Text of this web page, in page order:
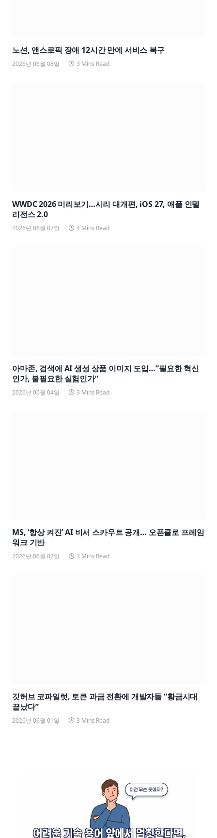
노션, 앤스로픽 장애 12시간 만에 서비스 복구
2026년 06월 08일 3 Mins Read
WWDC 2026 미리보기…시리 대개편, iOS 27, 애플 인텔
리전스 2.0
2026년 06월 07일 4 Mins Read
아마존, 검색에 AI 생성 상품 이미지 도입…”필요한 혁신
인가, 불필요한 실험인가”
2026년 06월 04일 3 Mins Read
MS, ‘항상 켜진’ AI 비서 스카우트 공개… 오픈클로 프레임
워크 기반
2026년 06월 02일 3 Mins Read
깃허브 코파일럿, 토큰 과금 전환에 개발자들 “황금시대
끝났다”
2026년 06월 01일 3 Mins Read